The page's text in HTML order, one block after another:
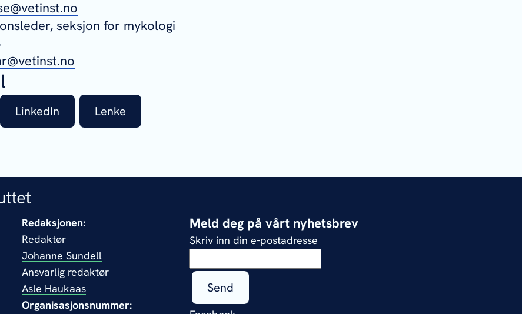
seksjon for mykologi
LinkedIn Lenke
Redaksjonen:
Redaktør
Johanne Sundell
Ansvarlig redaktør
Asle Haukaas
Organisasjonsnummer:
Meld deg på vårt nyhetsbrev
Skriv inn din e-postadresse
Send